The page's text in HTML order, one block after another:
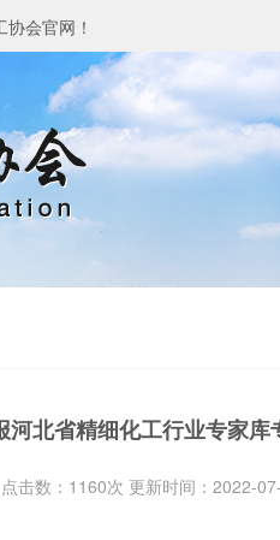
会官网！
河北省精细化工行业专家库
点击数：1160次 更新时间：2022-